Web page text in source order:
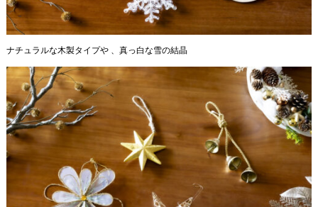
ナチュラルな木製タイプや 、真っ白な雪の結晶